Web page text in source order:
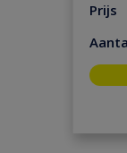
Remmen/
Ruiten/
Prijs